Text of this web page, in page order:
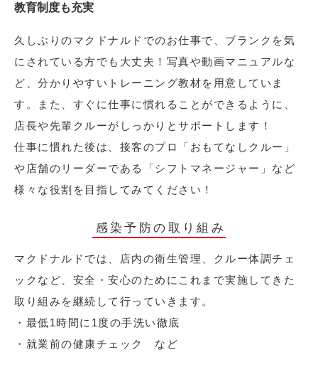
教育制度も充実
久しぶりのマクドナルドでのお仕事で、ブランクを気
にされている方でも大丈夫！写真や動画マニュアルな
ど、分かりやすいトレーニング教材を用意していま
す。また、すぐに仕事に慣れることができるように、
店長や先輩クルーがしっかりとサポートします！
仕事に慣れた後は、接客のプロ「おもてなしクルー」
や店舗のリーダーである「シフトマネージャー」など
様々な役割を目指してみてください！
感染予防の取り組み
マクドナルドでは、店内の衛生管理、クルー体調チェ
ックなど、安全・安心のためにこれまで実施してきた
取り組みを継続して行っていきます。
・最低1時間に1度の手洗い徹底
・就業前の健康チェック など